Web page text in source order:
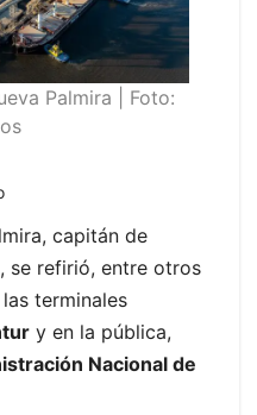
Palmira | Foto:
capitán de
, se refirió, entre otros
terminales
y en la pública,
Nacional de